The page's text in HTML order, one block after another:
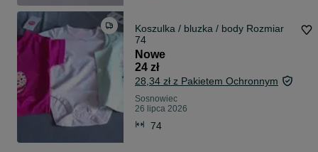
Koszulka / bluzka / body Rozmiar
74
Nowe
24 zł
28,34 zł z Pakietem Ochronnym
Sosnowiec
26 lipca 2026
74